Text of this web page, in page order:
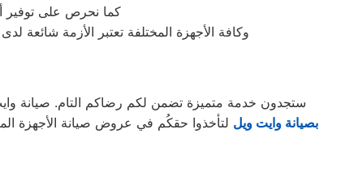
كما نحرص على توفير
وكافة الأجهزة المختلفة تعتبر الأزمة شائعة
ستجدون خدمة متميزة تضمن لكم رضاكم التام. صيانة
بصيانة وايت ويل